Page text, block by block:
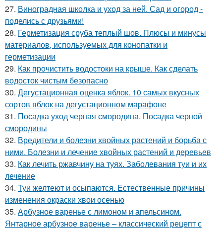
27. Виноградная школка и уход за ней. Сад и огород -
поделись с друзьями!
28. Герметизация сруба теплый шов. Плюсы и минусы
материалов, используемых для конопатки и
герметизации
29. Как прочистить водостоки на крыше. Как сделать
водосток чистым безопасно
30. Дегустационная оценка яблок. 10 самых вкусных
сортов яблок на дегустационном марафоне
31. Посадка уход черная смородина. Посадка черной
смородины
32. Вредители и болезни хвойных растений и борьба с
ними. Болезни и лечение хвойных растений и деревьев
33. Как лечить ржавчину на туях. Заболевания туи и их
лечение
34. Туи желтеют и осыпаются. Естественные причины
изменения окраски хвои осенью
35. Арбузное варенье с лимоном и апельсином.
Янтарное арбузное варенье – классический рецепт с